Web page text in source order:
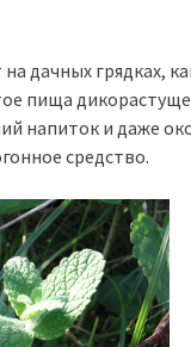
дачных грядках,
пища
напиток и даже
средство.